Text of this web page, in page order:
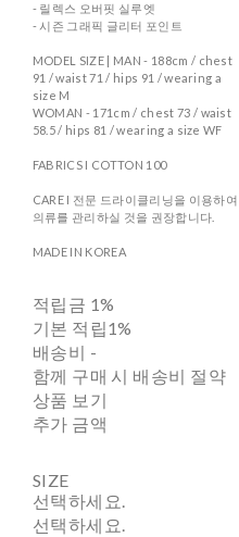
- 릴렉스 오버핏 실루엣
- 시즌 그래픽 글리터 포인트
MODEL SIZE | MAN - 188cm / chest
91 / waist 71 / hips 91 / wearing a
size M
WOMAN - 171cm / chest 73 / waist
58.5 / hips 81 / wearing a size WF
FABRICS I COTTON 100
CARE I 전문 드라이클리닝을 이용하여
의류를 관리하실 것을 권장합니다.
MADE IN KOREA
적립금 1%
기본 적립1%
배송비 -
함께 구매 시 배송비 절약
상품 보기
추가 금액
SIZE
선택하세요.
선택하세요.